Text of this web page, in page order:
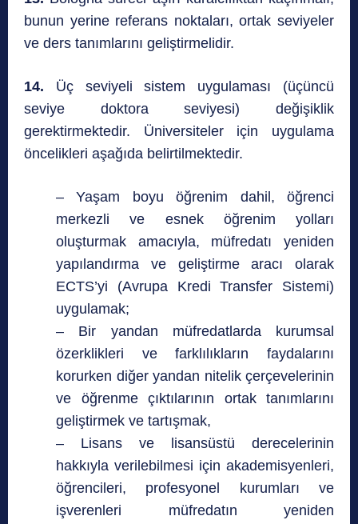
bunun yerine referans noktaları, ortak seviyeler
ve ders tanımlarını geliştirmelidir.
14. Üç seviyeli sistem uygulaması (üçüncü
seviye doktora seviyesi) değişiklik
gerektirmektedir. Üniversiteler için uygulama
öncelikleri aşağıda belirtilmektedir.
– Yaşam boyu öğrenim dahil, öğrenci
merkezli ve esnek öğrenim yolları
oluşturmak amacıyla, müfredatı yeniden
yapılandırma ve geliştirme aracı olarak
ECTS’yi (Avrupa Kredi Transfer Sistemi)
uygulamak;
– Bir yandan müfredatlarda kurumsal
özerklikleri ve farklılıkların faydalarını
korurken diğer yandan nitelik çerçevelerinin
ve öğrenme çıktılarının ortak tanımlarını
geliştirmek ve tartışmak,
– Lisans ve lisansüstü derecelerinin
hakkıyla verilebilmesi için akademisyenleri,
öğrencileri, profesyonel kurumları ve
işverenleri müfredatın yeniden